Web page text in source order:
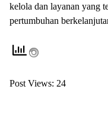
kelola dan layanan yang
pertumbuhan
Post Views: 24